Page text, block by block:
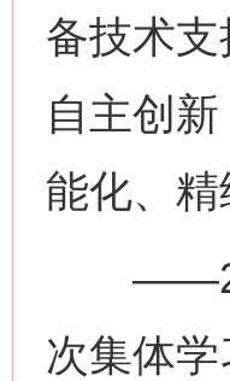
备技术
自主创
能化、精
次集体